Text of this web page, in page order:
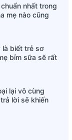
để nơi ẩm
nhất trong
mẹ nào cũng
là biết trẻ sơ
bỉm sữa sẽ rất
lại vô cùng
lời sẽ khiến